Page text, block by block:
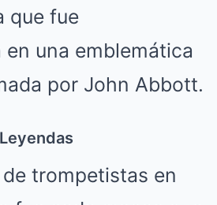
que fue
una emblemática
por John Abbott.
trompetistas en